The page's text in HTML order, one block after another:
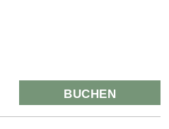
BUCHEN